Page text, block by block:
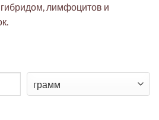
гибридом, лимфоцитов и